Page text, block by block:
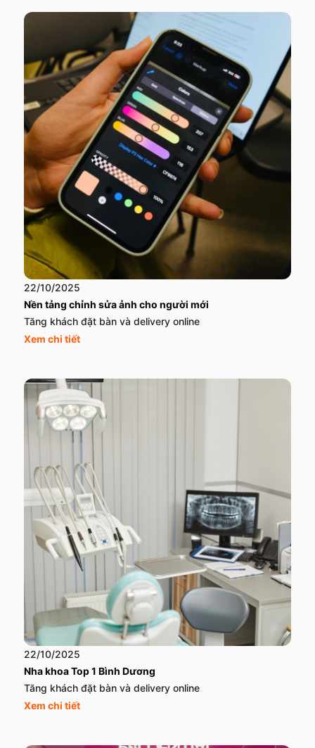
22/10/2025
Nền tảng chỉnh sửa ảnh cho người mới
Tăng khách đặt bàn và delivery online
Xem chi tiết
22/10/2025
Nha khoa Top 1 Bình Dương
Tăng khách đặt bàn và delivery online
Xem chi tiết